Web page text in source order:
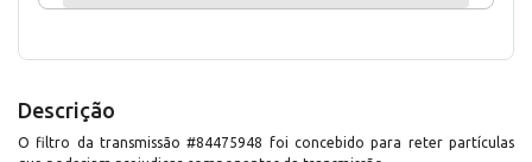
Descrição
O filtro da transmissão #84475948 foi concebido para reter partículas